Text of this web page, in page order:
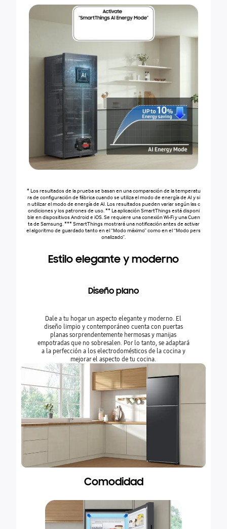
* Los resultados de la prueba se basan en una comparación de la temperatu
ra de configuración de fábrica cuando se utiliza el modo de energía de AI y si
n utilizar el modo de energía de AI. Los resultados pueden variar según las c
ondiciones y los patrones de uso. ** La aplicación SmartThings está disponi
ble en dispositivos Android e iOS. Se requiere una conexión Wi-Fi y una Cuen
ta de Samsung. *** SmartThings mostrará una notificación antes de activar
el algoritmo de guardado tanto en el “Modo máximo” como en el “Modo pers
onalizado”.
Estilo elegante y moderno
Diseño plano
Dale a tu hogar un aspecto elegante y moderno. El
diseño limpio y contemporáneo cuenta con puertas
planas sorprendentemente hermosas y manijas
empotradas que no sobresalen. Por lo tanto, se adaptará
a la perfección a los electrodomésticos de la cocina y
mejorar el aspecto de tu cocina.
Comodidad